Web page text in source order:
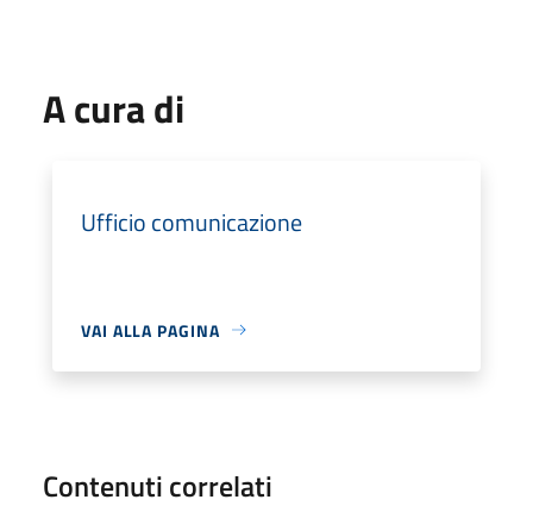
A cura di
Ufficio comunicazione
VAI ALLA PAGINA
Contenuti correlati